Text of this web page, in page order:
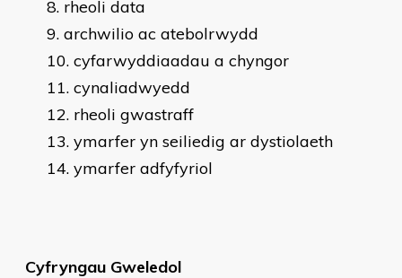
rheoli data
archwilio ac atebolrwydd
cyfarwyddiaadau a chyngor
cynaliadwyedd
rheoli gwastraff
ymarfer yn seiliedig ar dystiolaeth
ymarfer adfyfyriol
Cyfryngau Gweledol